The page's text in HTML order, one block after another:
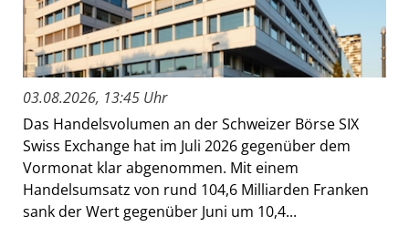
03.08.2026, 13:45 Uhr
Das Handelsvolumen an der Schweizer Börse SIX
Swiss Exchange hat im Juli 2026 gegenüber dem
Vormonat klar abgenommen. Mit einem
Handelsumsatz von rund 104,6 Milliarden Franken
sank der Wert gegenüber Juni um 10,4...